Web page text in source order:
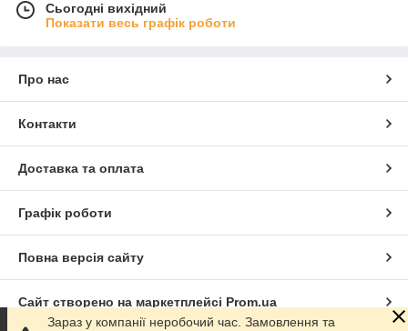
Сьогодні вихідний
Показати весь графік роботи
Про нас
Контакти
Доставка та оплата
Графік роботи
Повна версія сайту
Сайт створено на маркетплейсі Prom.ua
Зараз у компанії неробочий час. Замовлення та